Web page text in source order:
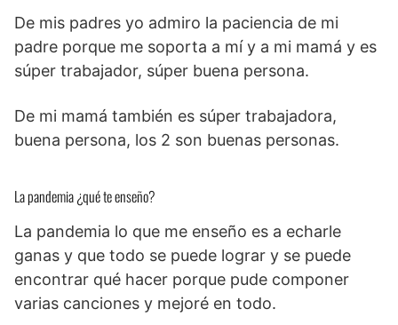
De mis padres yo admiro la paciencia de mi
padre porque me soporta a mí y a mi mamá y es
súper trabajador, súper buena persona.
De mi mamá también es súper trabajadora,
buena persona, los 2 son buenas personas.
La pandemia ¿qué te enseño?
La pandemia lo que me enseño es a echarle
ganas y que todo se puede lograr y se puede
encontrar qué hacer porque pude componer
varias canciones y mejoré en todo.